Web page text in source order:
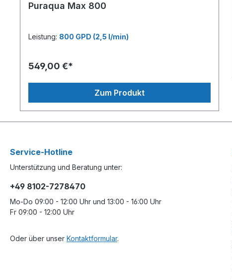
Puraqua Max 800
Leistung: 800 GPD (2,5 l/min)
549,00 €*
Zum Produkt
Service-Hotline
Unterstützung und Beratung unter:
+49 8102-7278470
Mo-Do 09:00 - 12:00 Uhr und 13:00 - 16:00 Uhr
Fr 09:00 - 12:00 Uhr
Oder über unser Kontaktformular.